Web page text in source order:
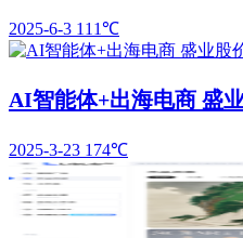
2025-6-3 111℃
AI智能体+出海电商 盛
2025-3-23 174℃